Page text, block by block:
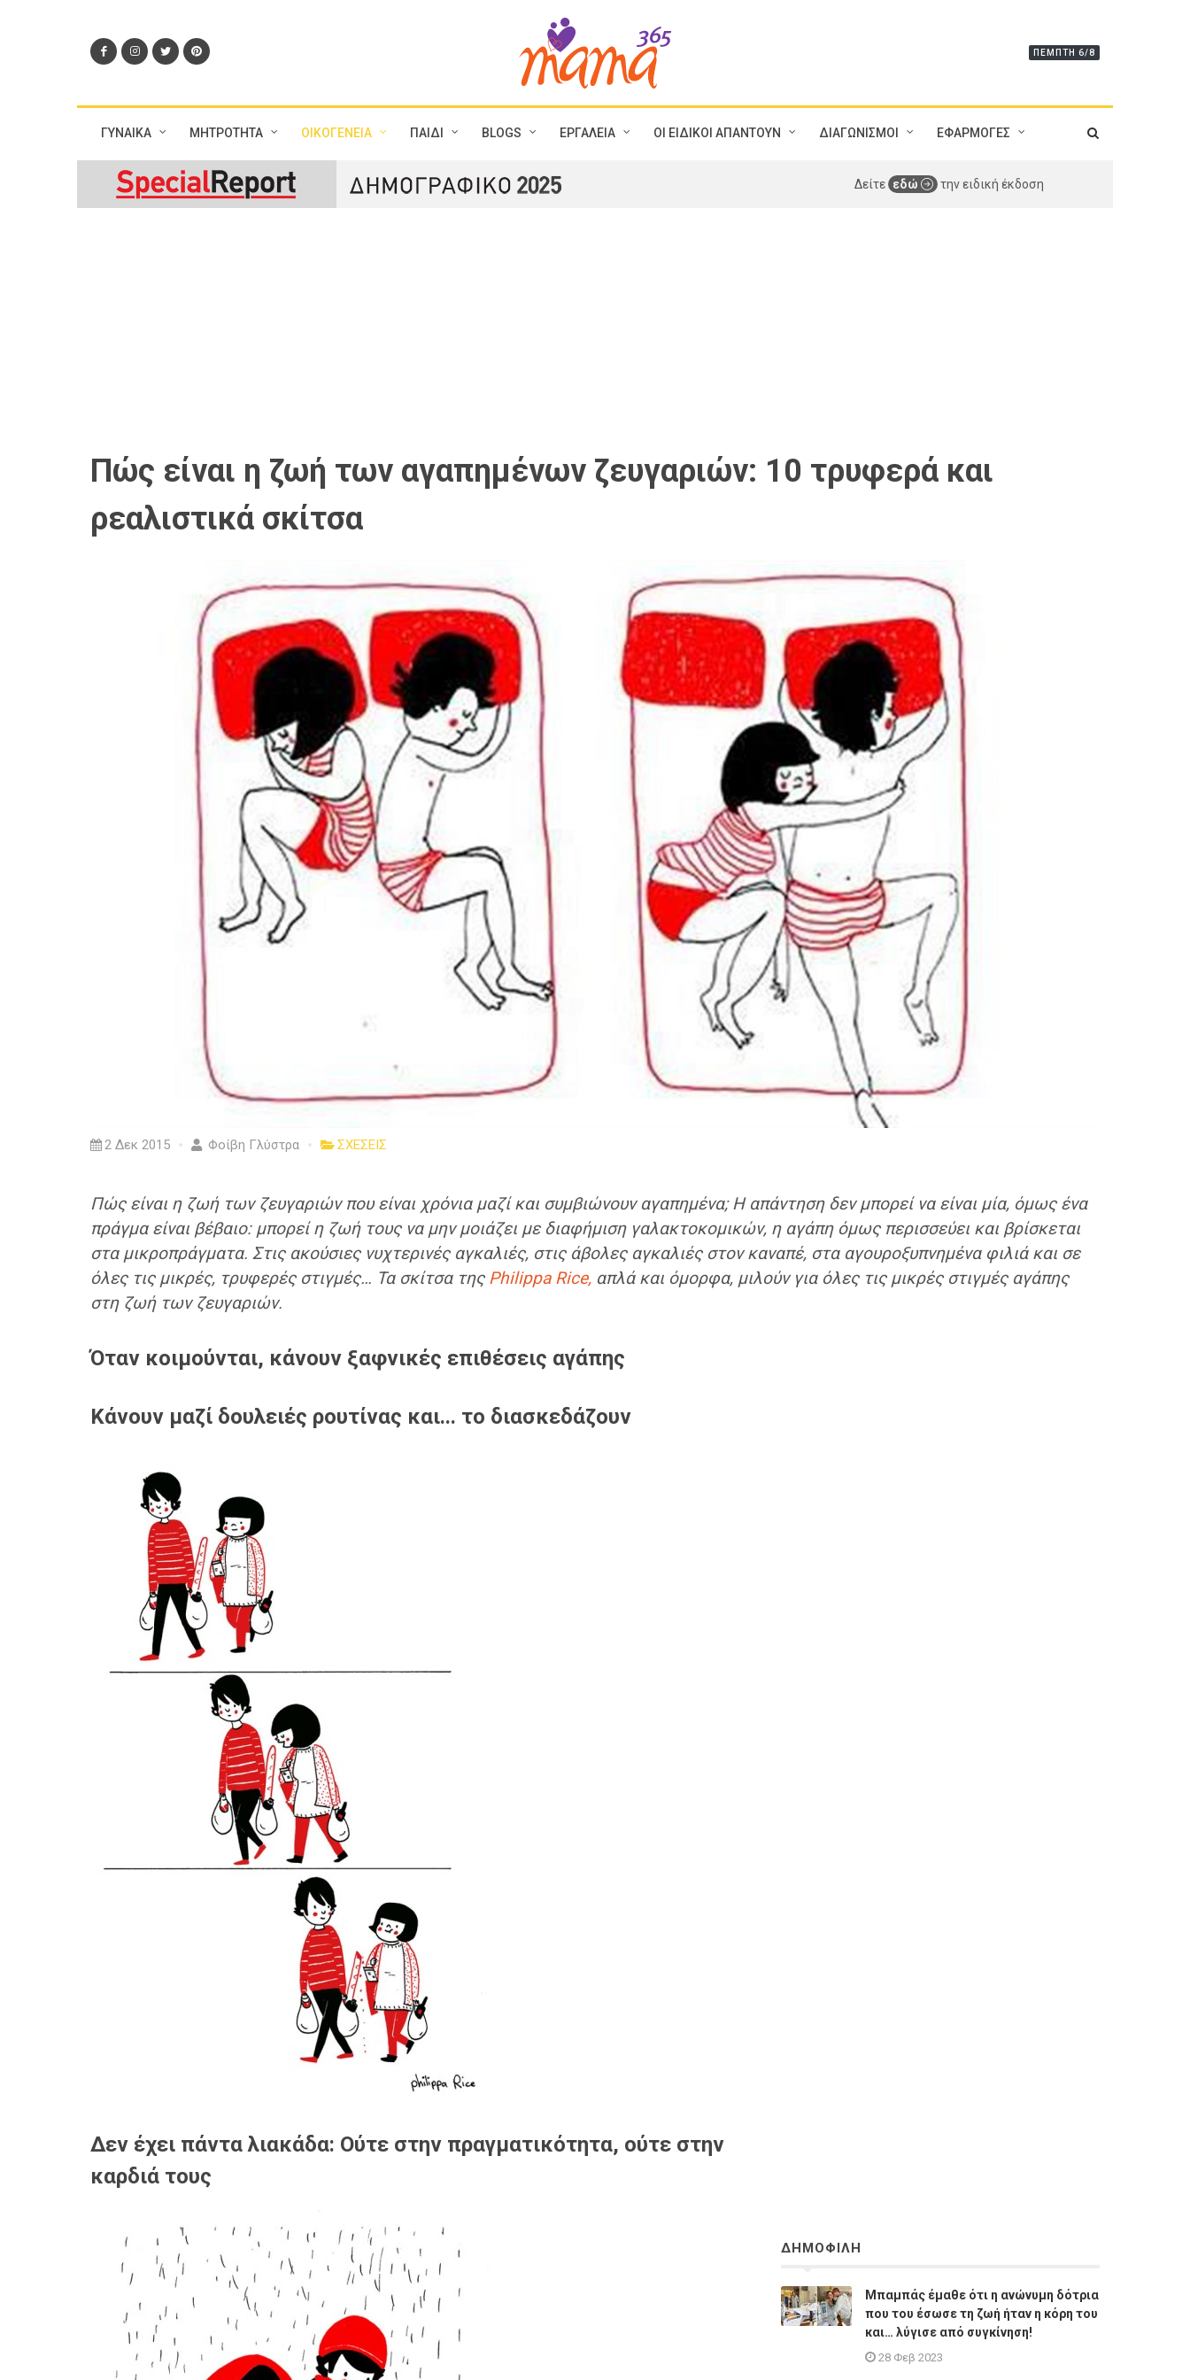
ΠΈΜΠΤΗ 6/8
ΓΥΝΑΙΚΑ ΜΗΤΡΟΤΗΤΑ ΟΙΚΟΓΕΝΕΙΑ ΠΑΙΔΙ BLOGS ΕΡΓΑΛΕΙΑ ΟΙ ΕΙΔΙΚΟΙ ΑΠΑΝΤΟΥΝ ΔΙΑΓΩΝΙΣΜΟΙ ΕΦΑΡΜΟΓΕΣ
Δείτε εδώ την ειδική έκδοση
Πώς είναι η ζωή των αγαπημένων ζευγαριών: 10 τρυφερά και
ρεαλιστικά σκίτσα
2 Δεκ 2015 Φοίβη Γλύστρα ΣΧΕΣΕΙΣ
Πώς είναι η ζωή των ζευγαριών που είναι χρόνια μαζί και συμβιώνουν αγαπημένα; Η απάντηση δεν μπορεί να είναι μία, όμως ένα
πράγμα είναι βέβαιο: μπορεί η ζωή τους να μην μοιάζει με διαφήμιση γαλακτοκομικών, η αγάπη όμως περισσεύει και βρίσκεται
στα μικροπράγματα. Στις ακούσιες νυχτερινές αγκαλιές, στις άβολες αγκαλιές στον καναπέ, στα αγουροξυπνημένα φιλιά και σε
όλες τις μικρές, τρυφερές στιγμές… Τα σκίτσα τηςPhilippa Rice, απλά και όμορφα, μιλούν για όλες τις μικρές στιγμές αγάπης
στη ζωή των ζευγαριών.
Όταν κοιμούνται, κάνουν ξαφνικές επιθέσεις αγάπης
Κάνουν μαζί δουλειές ρουτίνας και... το διασκεδάζουν
Δεν έχει πάντα λιακάδα: Ούτε στην πραγματικότητα, ούτε στην
καρδιά τους
ΔΗΜΟΦΙΛΗ
Μπαμπάς έμαθε ότι η ανώνυμη δότρια
που του έσωσε τη ζωή ήταν η κόρη του
και… λύγισε από συγκίνηση!
28 Φεβ 2023